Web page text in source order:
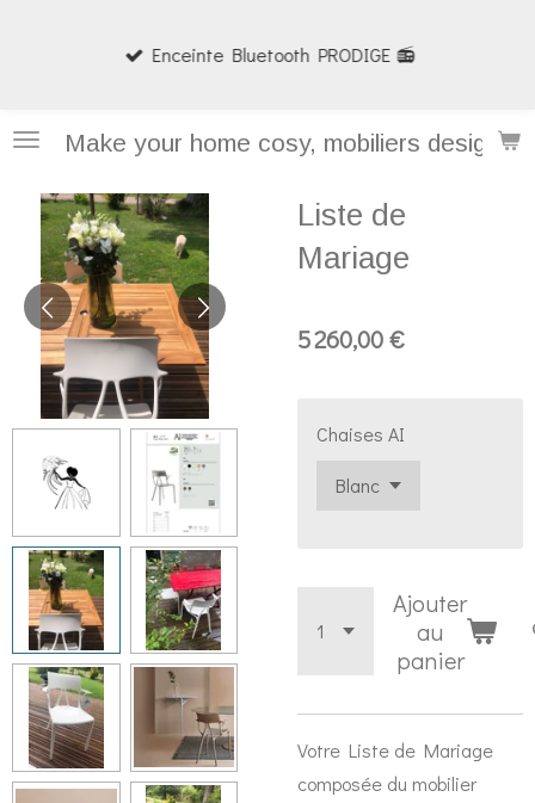
principal
Make your home cosy, mobiliers design
Enceinte Bluetooth PRODIGE 📻
Liste de
Mariage
5 260,00 €
Chaises AI
Ajouter
au
panier
Votre Liste de Mariage
composée du mobilier